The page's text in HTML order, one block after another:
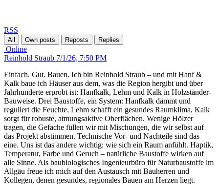
RSS
All Own posts Reposts Replies
Online
Reinhold Straub 7/1/26, 7:50 PM
Einfach. Gut. Bauen. Ich bin Reinhold Straub – und mit Hanf &
Kalk baue ich Häuser aus dem, was die Region hergibt und über
Jahrhunderte erprobt ist: Hanfkalk, Lehm und Kalk in Holzständer-
Bauweise. Drei Baustoffe, ein System: Hanfkalk dämmt und
reguliert die Feuchte, Lehm schafft ein gesundes Raumklima, Kalk
sorgt für robuste, atmungsaktive Oberflächen. Wenige Hölzer
tragen, die Gefache füllen wir mit Mischungen, die wir selbst auf
das Projekt abstimmen. Technische Vor- und Nachteile sind das
eine. Uns ist das andere wichtig: wie sich ein Raum anfühlt. Haptik,
Temperatur, Farbe und Geruch – natürliche Baustoffe wirken auf
alle Sinne. Als baubiologisches Ingenieurbüro für Naturbaustoffe im
Allgäu freue ich mich auf den Austausch mit Bauherren und
Kollegen, denen gesundes, regionales Bauen am Herzen liegt.